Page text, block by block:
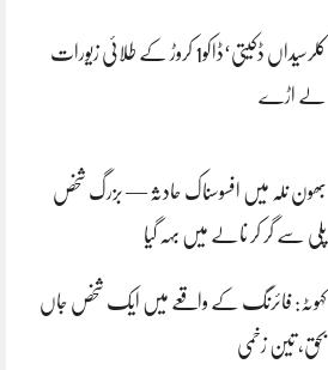
کلرسیداں ڈکیتی‘ڈاکو1 کروڑ کے طلائی زیورات
لے اڑے
بھون نلہ میں افسوسناک حادثہ — بزرگ شخص
پلی سے گر کر نالے میں بہہ گیا
کہوٹہ: فائرنگ کے واقعے میں ایک شخص جاں
بحق، تین زخمی